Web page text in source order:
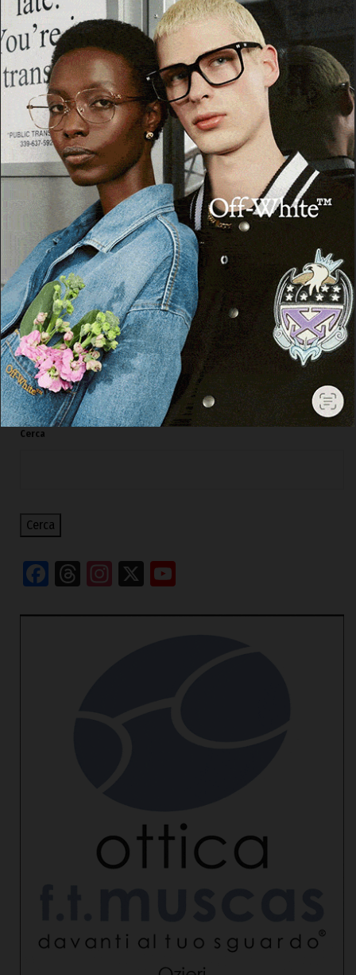
POTREBBE PIACERTI ANCHE
CRONACA
Incidente all’alba a Sassari: auto contro un
pilone della sopraelevata, ferito il
conducente
10 Agosto 2026, 09:14
Cerca
Cerca
Facebook
Threads
Instagram
X